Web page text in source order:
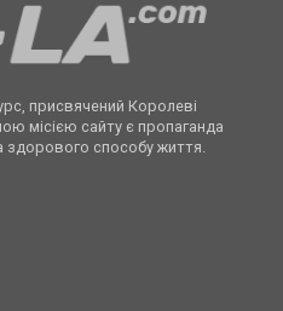
присвячений Королеві
місією сайту є пропаганда
здорового способу життя.